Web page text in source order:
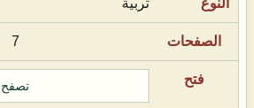
7
تصفح